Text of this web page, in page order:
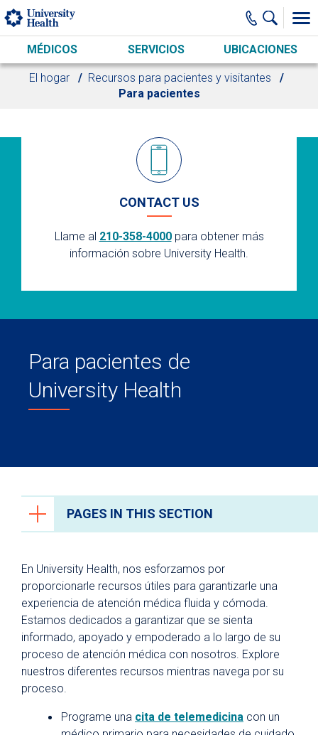
Skip to main content
MÉDICOS SERVICIOS UBICACIONES
El hogar
Recursos para pacientes y visitantes
Para pacientes
CONTACT US
Llame al 210-358-4000para obtener más
información sobre University Health.
Para pacientes de
University Health
PAGES IN THIS SECTION
¿Por qué University Health?
Para pacientes
Facturación y seguros médicos
Portal del paciente
Records médicos
Citas de telemedicina
En University Health, nos esforzamos por
proporcionarle recursos útiles para garantizarle una
experiencia de atención médica fluida y cómoda.
Estamos dedicados a garantizar que se sienta
informado, apoyado y empoderado a lo largo de su
proceso de atención médica con nosotros. Explore
nuestros diferentes recursos mientras navega por su
proceso.
Programe una cita de telemedicina con un